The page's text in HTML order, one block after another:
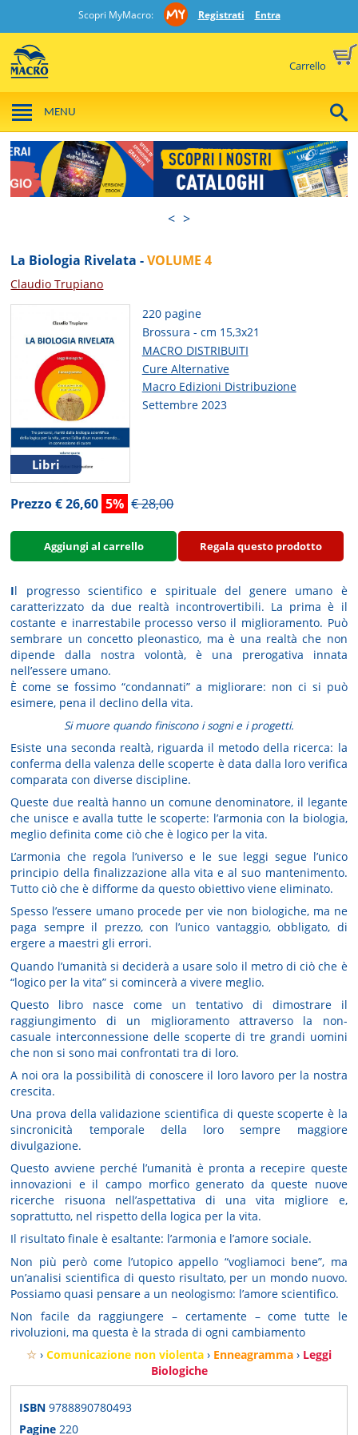
Scopri MyMacro: Registrati Entra
Carrello
MENU
< >
La Biologia Rivelata -VOLUME 4
Claudio Trupiano
Libri
220 pagine
Brossura - cm 15,3x21
MACRO DISTRIBUITI
Cure Alternative
Macro Edizioni Distribuzione
Settembre 2023
Prezzo € 26,60 5% € 28,00
Aggiungi al carrello Regala questo prodotto
Il progresso scientifico e spirituale del genere umano è
caratterizzato da due realtà incontrovertibili. La prima è il
costante e inarrestabile processo verso il miglioramento. Può
sembrare un concetto pleonastico, ma è una realtà che non
dipende dalla nostra volontà, è una prerogativa innata
nell’essere umano.
È come se fossimo “condannati” a migliorare: non ci si può
esimere, pena il declino della vita.
Si muore quando finiscono i sogni e i progetti.
Esiste una seconda realtà, riguarda il metodo della ricerca: la
conferma della valenza delle scoperte è data dalla loro verifica
comparata con diverse discipline.
Queste due realtà hanno un comune denominatore, il legante
che unisce e avalla tutte le scoperte: l’armonia con la biologia,
meglio definita come ciò che è logico per la vita.
L’armonia che regola l’universo e le sue leggi segue l’unico
principio della finalizzazione alla vita e al suo mantenimento.
Tutto ciò che è difforme da questo obiettivo viene eliminato.
Spesso l’essere umano procede per vie non biologiche, ma ne
paga sempre il prezzo, con l’unico vantaggio, obbligato, di
ergere a maestri gli errori.
Quando l’umanità si deciderà a usare solo il metro di ciò che è
“logico per la vita” si comincerà a vivere meglio.
Questo libro nasce come un tentativo di dimostrare il
raggiungimento di un miglioramento attraverso la non-
casuale interconnessione delle scoperte di tre grandi uomini
che non si sono mai confrontati tra di loro.
A noi ora la possibilità di conoscere il loro lavoro per la nostra
crescita.
Una prova della validazione scientifica di queste scoperte è la
sincronicità temporale della loro sempre maggiore
divulgazione.
Questo avviene perché l’umanità è pronta a recepire queste
innovazioni e il campo morfico generato da queste nuove
ricerche risuona nell’aspettativa di una vita migliore e,
soprattutto, nel rispetto della logica per la vita.
Il risultato finale è esaltante: l’armonia e l’amore sociale.
Non più però come l’utopico appello “vogliamoci bene”, ma
un’analisi scientifica di questo risultato, per un mondo nuovo.
Possiamo quasi pensare a un neologismo: l’amore scientifico.
Non facile da raggiungere – certamente – come tutte le
rivoluzioni, ma questa è la strada di ogni cambiamento
☆ › Comunicazione non violenta › Enneagramma › Leggi
Biologiche
ISBN9788890780493
Pagine 220